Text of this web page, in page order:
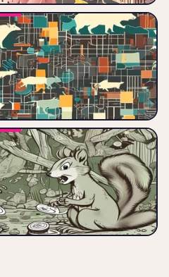
Apple Aktienanalyse 2026:
Kurs, KI-Strategie, iPhone-
Verkäufe, Services-Wachstum
und Vision Pro – ist der Tech-
Gigant no
SAP Aktienanalyse 2025 – Ist
der DAX-Riese noch
kaufenswert? SAP ist aktuell
der absolute Laufstiefel im DAX.
Wer die T